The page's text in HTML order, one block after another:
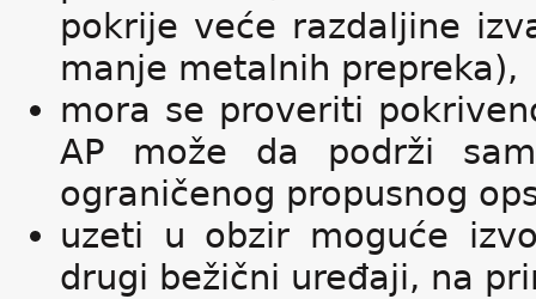
pokrije veće razdaljine
manje metalnih prepreka),
mora se proveriti
AP može da podrži
ograničenog propusnog
uzeti u obzir moguće
drugi bežični uređaji, na